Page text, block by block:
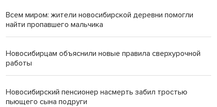
Всем миром: жители новосибирской деревни помогли
найти пропавшего мальчика
Новосибирцам объяснили новые правила сверхурочной
работы
Новосибирский пенсионер насмерть забил тростью
пьющего сына подруги